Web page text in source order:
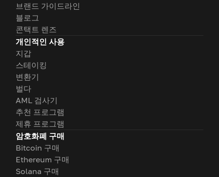
브랜드 가이드라인
블로그
콘택트 렌즈
개인적인 사용
지갑
스테이킹
변환기
벌다
AML 검사기
추천 프로그램
제휴 프로그램
암호화폐 구매
Bitcoin 구매
Ethereum 구매
Solana 구매